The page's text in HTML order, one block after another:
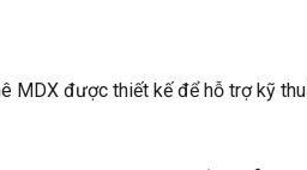
MDX được thiết kế để hỗ trợ kỹ